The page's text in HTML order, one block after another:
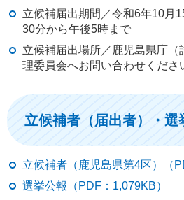
立候補届出期間／令和6年10月
30分から午後5時まで
立候補届出場所／鹿児島県庁（
理委員会へお問い合わせくださ
立候補者（届出者）・選
立候補者（鹿児島県第4区）（
選挙公報（PDF：1,079KB）